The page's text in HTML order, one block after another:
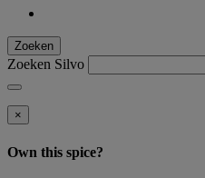
Zoeken
Zoeken Silvo
×
Own this spice?